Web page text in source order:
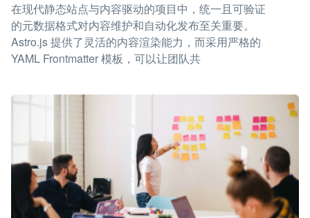
在现代静态站点与内容驱动的项目中，统一且可验证
的元数据格式对内容维护和自动化发布至关重要。
Astro.js 提供了灵活的内容渲染能力，而采用严格的
YAML Frontmatter 模板，可以让团队共